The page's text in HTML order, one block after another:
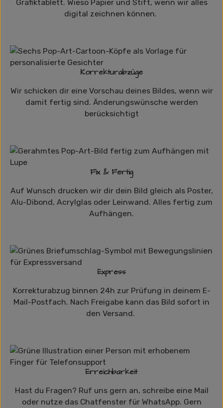
Grafiktablett. Wieso Papier und Stift, wenn wir alles
digital zeichnen können.
Korrekturabzüge
Wir schicken dir eine Vorschau deines Bildes, wenn wir
damit fertig sind. Änderungswünsche werden
berücksichtigt
Fix & Fertig
Auf Wunsch drucken wir dir dein Bild gleich als Poster,
Alu-Dibond, Acrylglas oder Leinwand. Alles fertig zum
Aufhängen.
Express
Korrekturabzug binnen 24h zur Prüfung in deinem E-
Mail-Postfach. Nach Freigabe kann das Bild sofort in
den Versand.
Erreichbarkeit
Hast du Fragen? Ruf uns gern an, schreibe eine Mail
oder nutze das Chatfenster für WhatsApp. Gern